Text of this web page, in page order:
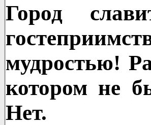
Город
мудростью!
котором не
Нет.